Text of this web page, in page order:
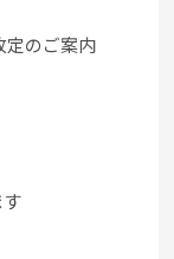
定のご案内